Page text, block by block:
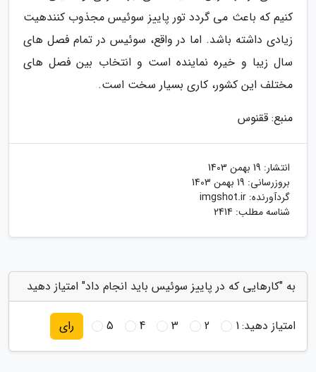
کنیم که باعث می گردد تور پاییز سوئیس مجذوب کنندهیت
زیادی داشته باشد. اما در واقع، سوئیس در تمام فصل های
سال زیبا و خیره نماینده است و انتخاب بین فصل های
مختلف این کشور، کاری بسیار سخت است.
منبع: ققنوس
انتشار: 19 بهمن 1403
بروزرسانی: 19 بهمن 1403
گردآورنده: imgshot.ir
شناسه مطلب: 2414
به "کارهایی که در پاییز سوئیس باید انجام داد" امتیاز دهید
امتیاز دهید:1
2
3
4
5 رای